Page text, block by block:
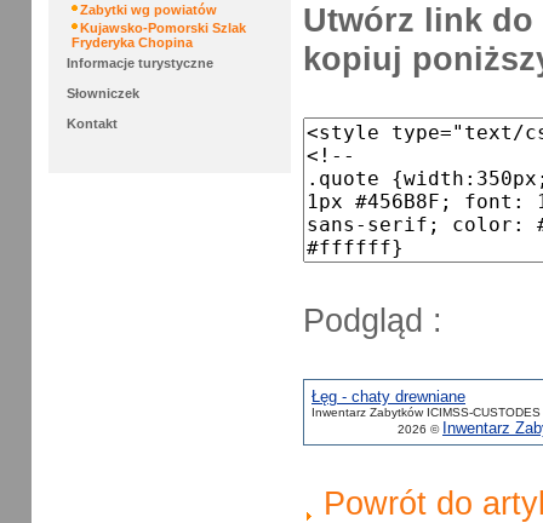
Zabytki wg powiatów
Kujawsko-Pomorski Szlak
Fryderyka Chopina
Informacje turystyczne
Słowniczek
Kontakt
Utwórz link
kopiuj
Podgląd :
Łęg - chaty drewniane
Inwentarz Zabytków ICIMSS-
2026 © Inwentarz
Powrót do